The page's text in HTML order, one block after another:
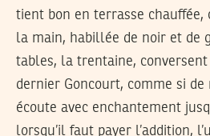
tient bon en terrasse chauffée,
la main, habillée de noir et de
tables, la trentaine,
dernier Goncourt, comme si de
écoute avec enchantement
lorsqu’il faut payer l’addition,